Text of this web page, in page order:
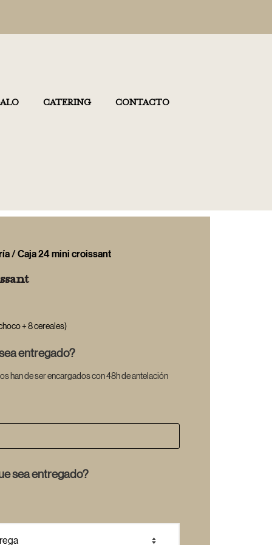
CATERING CONTACTO
/ Caja 24 mini croissant
+ 8 cereales)
entregado?
han de ser encargados con 48h de antelación
sea entregado?